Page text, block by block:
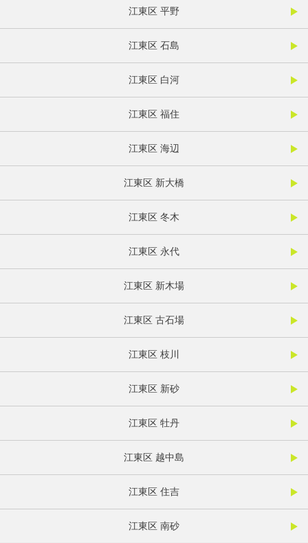
江東区 平野
江東区 石島
江東区 白河
江東区 福住
江東区 海辺
江東区 新大橋
江東区 冬木
江東区 永代
江東区 新木場
江東区 古石場
江東区 枝川
江東区 新砂
江東区 牡丹
江東区 越中島
江東区 住吉
江東区 南砂